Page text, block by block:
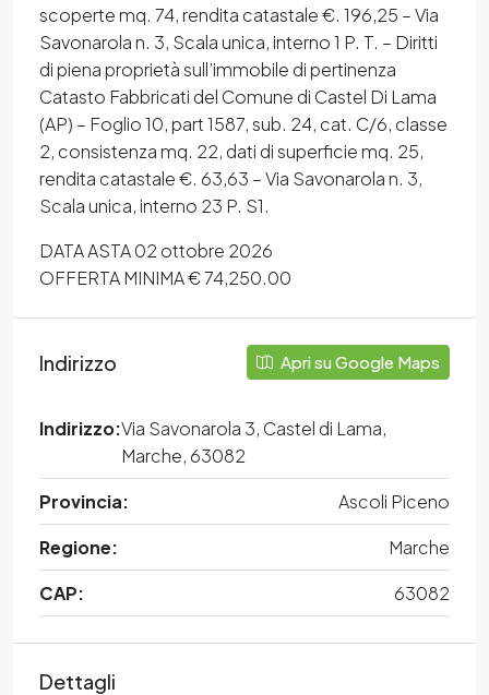
scoperte mq. 74, rendita catastale €. 196,25 – Via
Savonarola n. 3, Scala unica, interno 1 P. T. – Diritti
di piena proprietà sull’immobile di pertinenza
Catasto Fabbricati del Comune di Castel Di Lama
(AP) – Foglio 10, part 1587, sub. 24, cat. C/6, classe
2, consistenza mq. 22, dati di superficie mq. 25,
rendita catastale €. 63,63 – Via Savonarola n. 3,
Scala unica, interno 23 P. S1.
DATA ASTA 02 ottobre 2026
OFFERTA MINIMA € 74,250.00
Indirizzo Apri su Google Maps
Indirizzo:Via Savonarola 3, Castel di Lama,
Marche, 63082
Provincia:
Ascoli Piceno
Regione:
Marche
CAP:
63082
Dettagli